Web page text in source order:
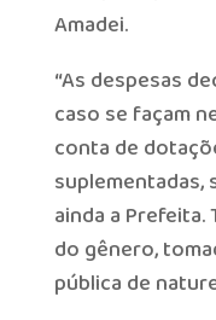
Amadei.
“As despesas
caso se façam
conta de
suplementadas,
ainda a
do gênero,
pública de